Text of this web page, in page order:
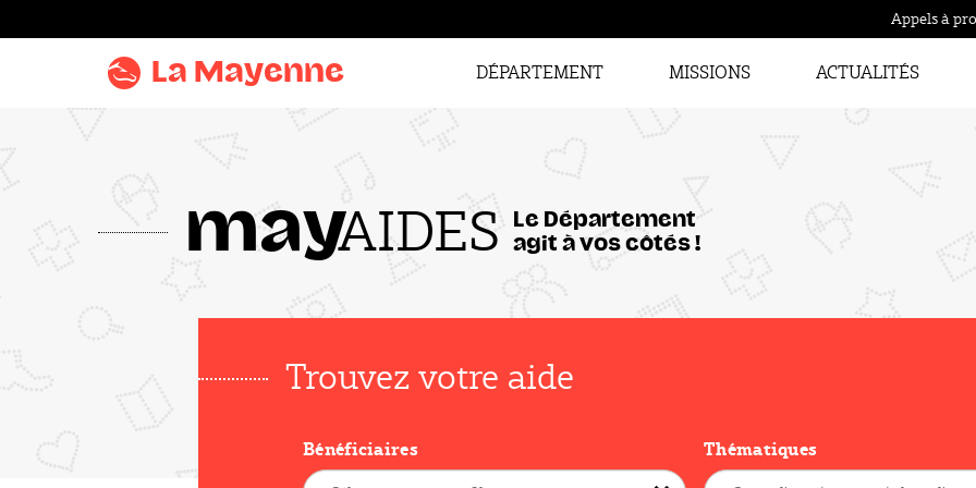
Appels à
La Mayenne DÉPARTEMENT MISSIONS ACTUALITÉS
mayAIDES
Le Département
agit à vos côtés !
Trouvez votre aide
Bénéficiaires Thématiques